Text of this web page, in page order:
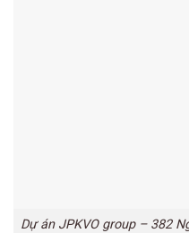
Dự án JPKVO group – 382